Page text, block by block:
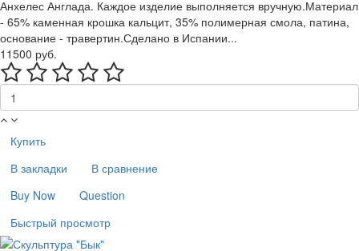
Анхелес Англада. Каждое изделие выполняется вручную.Материал
- 65% каменная крошка кальцит, 35% полимерная смола, патина,
основание - травертин.Сделано в Испании...
11500 руб.
Купить
В закладки
В сравнение
Buy Now
Question
Быстрый просмотр